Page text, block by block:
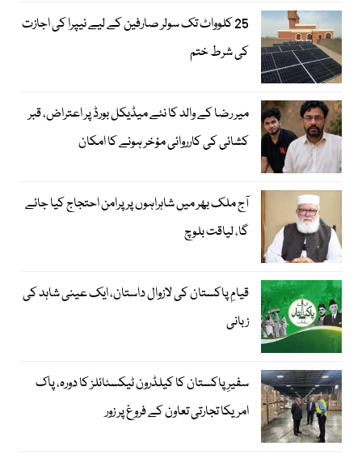
25 کلوواٹ تک سولر صارفین کے لیے نیپرا کی اجازت
کی شرط ختم
میر رضا کے والد کا نئے میڈیکل بورڈ پر اعتراض، قبر
کشائی کی کارروائی مؤخر ہونے کا امکان
آج ملک بھر میں شاہراہوں پر پرامن احتجاج کیا جائے
گا، لیاقت بلوچ
قیامِ پاکستان کی لازوال داستان، ایک عینی شاہد کی
زبانی
سفیرِ پاکستان کا کیلڈرون ٹیکسٹائلز کا دورہ، پاک
امریکا تجارتی تعاون کے فروغ پر زور